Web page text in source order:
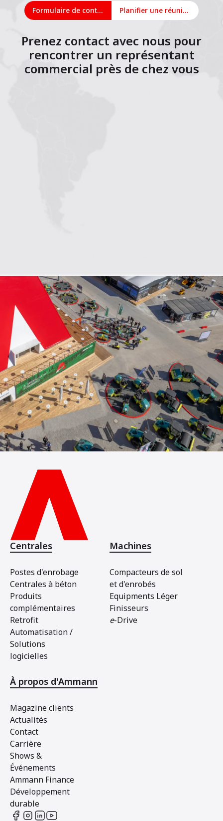
Formulaire de contact Planifier une réunion en ligne
Prenez contact avec nous pour
rencontrer un représentant
commercial près de chez vous
Centrales
Postes d'enrobage
Centrales à béton
Produits
complémentaires
Retrofit
Automatisation /
Solutions
logicielles
Machines
Compacteurs de sol
et d'enrobés
Equipments Léger
Finisseurs
e-Drive
À propos d'Ammann
Magazine clients
Actualités
Contact
Carrière
Shows &
Événements
Ammann Finance
Développement
durable